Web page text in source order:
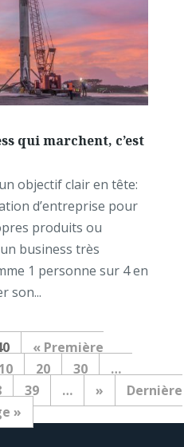
qui marchent, c’est
objectif clair en tête:
d’entreprise pour
produits ou
business très
1 personne sur 4 en
son...
« Première
10 20 30
…
39 … »
Dernière
»